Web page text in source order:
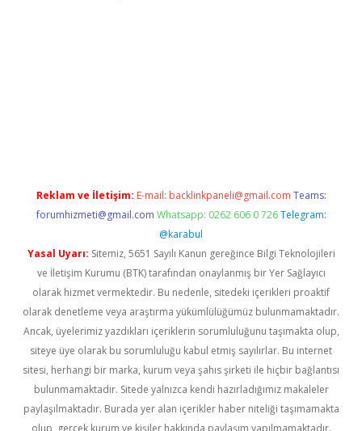
Reklam ve İletişim: E-mail: backlinkpaneli@gmail.com Teams:
forumhizmeti@gmail.com Whatsapp: 0262 606 0 726 Telegram:
@karabul
Yasal Uyarı: Sitemiz, 5651 Sayılı Kanun gereğince Bilgi Teknolojileri
ve İletişim Kurumu (BTK) tarafından onaylanmış bir Yer Sağlayıcı
olarak hizmet vermektedir. Bu nedenle, sitedeki içerikleri proaktif
olarak denetleme veya araştırma yükümlülüğümüz bulunmamaktadır.
Ancak, üyelerimiz yazdıkları içeriklerin sorumluluğunu taşımakta olup,
siteye üye olarak bu sorumluluğu kabul etmiş sayılırlar. Bu internet
sitesi, herhangi bir marka, kurum veya şahıs şirketi ile hiçbir bağlantısı
bulunmamaktadır. Sitede yalnızca kendi hazırladığımız makaleler
paylaşılmaktadır. Burada yer alan içerikler haber niteliği taşımamakta
olup, gerçek kurum ve kişiler hakkında paylaşım yapılmamaktadır.